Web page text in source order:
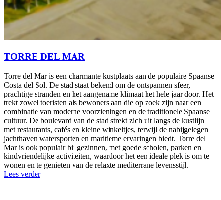
TORRE DEL MAR
Torre del Mar is een charmante kustplaats aan de populaire Spaanse
Costa del Sol. De stad staat bekend om de ontspannen sfeer,
prachtige stranden en het aangename klimaat het hele jaar door. Het
trekt zowel toeristen als bewoners aan die op zoek zijn naar een
combinatie van moderne voorzieningen en de traditionele Spaanse
cultuur. De boulevard van de stad strekt zich uit langs de kustlijn
met restaurants, cafés en kleine winkeltjes, terwijl de nabijgelegen
jachthaven watersporten en maritieme ervaringen biedt. Torre del
Mar is ook populair bij gezinnen, met goede scholen, parken en
kindvriendelijke activiteiten, waardoor het een ideale plek is om te
wonen en te genieten van de relaxte mediterrane levensstijl.
Lees verder